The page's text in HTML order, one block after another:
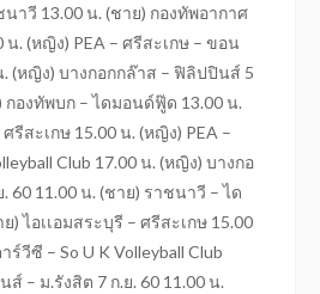
าวี 13.00 น. (ชาย) กองทัพอากาศ
น. (หญิง) PEA – ศรีสะเกษ – ขอน
. (หญิง) บางกอกกล๊าส – ฟิลิปปินส์ 5
กองทัพบก – ไดมอนด์ฟู๊ด 13.00 น.
รีสะเกษ 15.00 น. (หญิง) PEA –
Club 17.00 น. (หญิง) บางกอ
60 11.00 น. (ชาย) ราชนาวี – ได
ไอเเอมสระบุรี – ศรีสะเกษ 15.00
วีซี – So U K Volleyball Club
– ม.รังสิต 7 ก.ย. 60 11.00 น.